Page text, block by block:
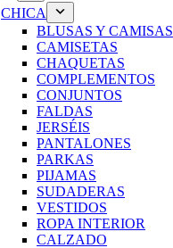
CHICA
BLUSAS Y CAMISAS
CAMISETAS
CHAQUETAS
COMPLEMENTOS
CONJUNTOS
FALDAS
JERSÉIS
PANTALONES
PARKAS
PIJAMAS
SUDADERAS
VESTIDOS
ROPA INTERIOR
CALZADO